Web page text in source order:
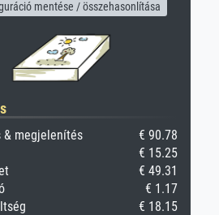
mentése / összehasonlítása
& megjelenítés
€ 90.78
€ 15.25
€ 49.31
€ 1.17
€ 18.15